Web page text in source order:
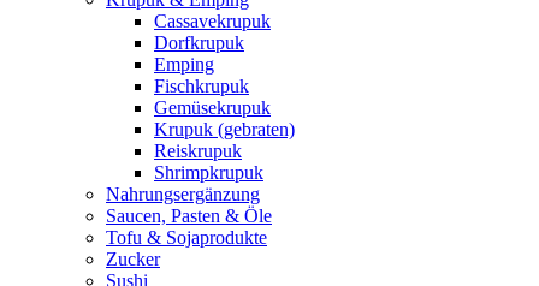
Cassavekrupuk
Dorfkrupuk
Emping
Fischkrupuk
Gemüsekrupuk
Krupuk (gebraten)
Reiskrupuk
Shrimpkrupuk
Nahrungsergänzung
Saucen, Pasten & Öle
Tofu & Sojaprodukte
Zucker
Sushi